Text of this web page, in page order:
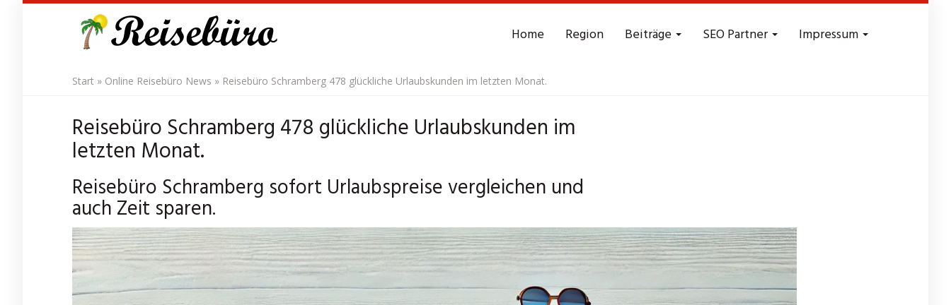
Home Region Beiträge SEO Partner Impressum
Start » Online Reisebüro News » Reisebüro Schramberg 478 glückliche Urlaubskunden im letzten Monat.
Reisebüro Schramberg 478 glückliche Urlaubskunden im
letzten Monat.
Reisebüro Schramberg sofort Urlaubspreise vergleichen und
auch Zeit sparen.